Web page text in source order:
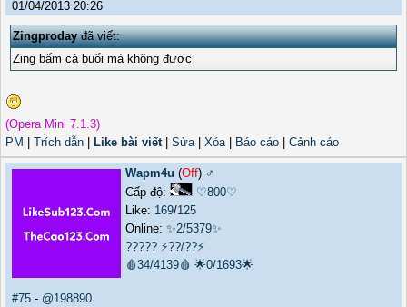
01/04/2013 20:26
Zingprodayđã viết:
Zing bấm cả buổi mà không được
(Opera Mini 7.1.3)
PM
Trích dẫn Like bài viết| Sửa| Xóa| Báo cáo Cảnh cáo
Wapm4u (Off) ♂️
Cấp độ:
♡800♡
Like: 169/125
Online: ✨2/5379✨
????? ⚡??/??⚡
🩸34/4139🩸 🌟0/1693🌟
#75 - @198890